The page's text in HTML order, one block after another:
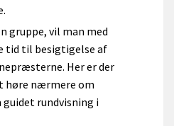
gruppe, vil man med
tid til besigtigelse af
Her er der
høre nærmere om
rundvisning i